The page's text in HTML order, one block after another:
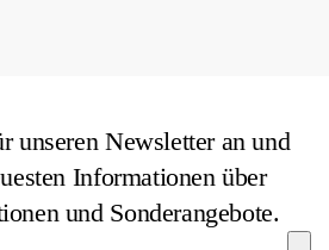
unseren Newsletter an und
Informationen über
und Sonderangebote.